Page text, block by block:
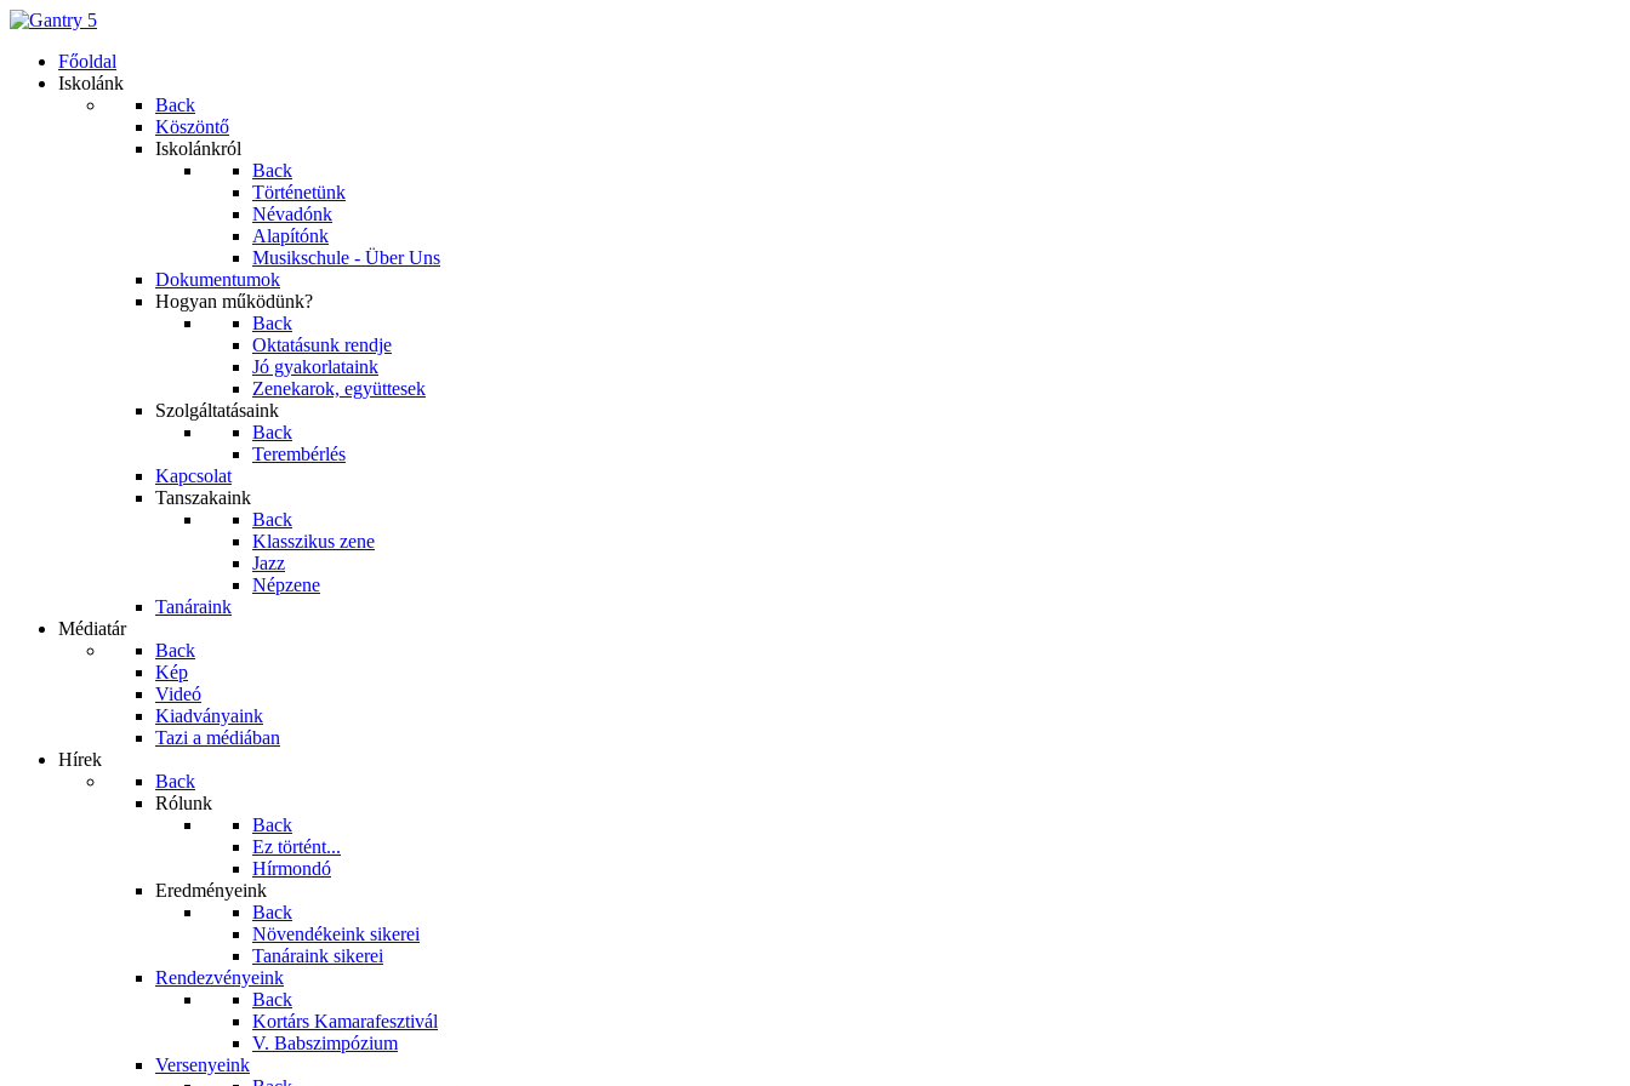
Főoldal
Iskolánk
Back
Köszöntő
Iskolánkról
Back
Történetünk
Névadónk
Alapítónk
Musikschule - Über Uns
Dokumentumok
Hogyan működünk?
Back
Oktatásunk rendje
Jó gyakorlataink
Zenekarok, együttesek
Szolgáltatásaink
Back
Terembérlés
Kapcsolat
Tanszakaink
Back
Klasszikus zene
Jazz
Népzene
Tanáraink
Médiatár
Back
Kép
Videó
Kiadványaink
Tazi a médiában
Hírek
Back
Rólunk
Back
Ez történt...
Hírmondó
Eredményeink
Back
Növendékeink sikerei
Tanáraink sikerei
Rendezvényeink
Back
Kortárs Kamarafesztivál
V. Babszimpózium
Versenyeink